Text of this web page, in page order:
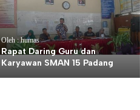
Oleh : humas
Rapat Daring Guru dan
Karyawan SMAN 15 Padang